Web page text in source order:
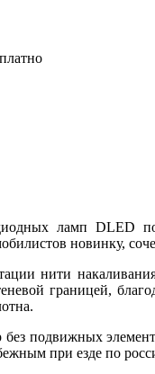
ламп DLED
новинку,
нити
границей,
подвижных
при езде по